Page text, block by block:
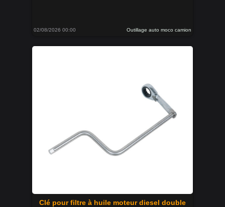
02/08/2026 00:00 Outillage auto moco camion
Clé pour filtre à huile moteur diesel double